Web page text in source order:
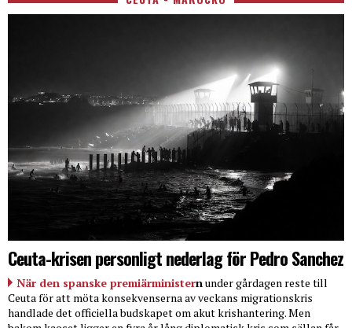
Ceuta-krisen personligt nederlag för Pedro Sanchez
När den spanske premiärministernunder gårdagen reste till
Ceuta för att möta konsekvenserna av veckans migrationskris
handlade det officiella budskapet om akut krishantering. Men